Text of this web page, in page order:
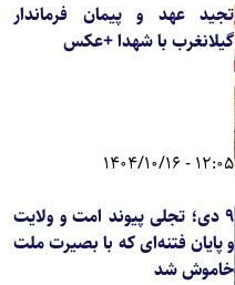
تجید عهد و پیمان فرماندار
گیلانغرب با شهدا +عکس
12:05 - 1404/10/16
۹ دی؛ تجلی پیوند امت و ولایت
و پایان فتنه‌ای که با بصیرت ملت
خاموش شد